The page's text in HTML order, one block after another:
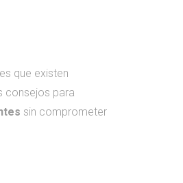
que existen
consejos para
sin comprometer